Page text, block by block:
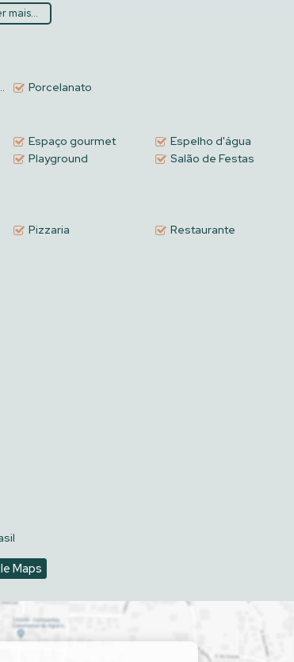
e com lazer completo. Agende sua visita e venha se
mais...
Porcelanato
Espaço gourmet
Espelho d'água
Playground
Salão de Festas
Pizzaria
Restaurante
Maps